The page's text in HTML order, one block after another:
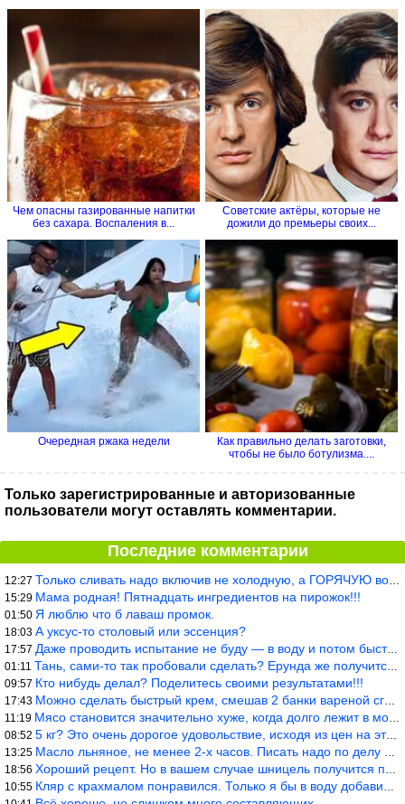
Чем опасны газированные напитки
без сахара. Воспаления в...
Советские актёры, которые не
дожили до премьеры своих...
Очередная ржака недели
Как правильно делать заготовки,
чтобы не было ботулизма....
Только зарегистрированные и авторизованные
пользователи могут оставлять комментарии.
Последние комментарии
12:27 Только сливать надо включив не холодную, а ГОРЯЧУЮ воду. Трубы в
15:29 Мама родная! Пятнадцать ингредиентов на пирожок!!!
01:50 Я люблю что б лаваш промок.
18:03 А уксус-то столовый или эссенция?
17:57 Даже проводить испытание не буду — в воду и потом быстро в раска
01:11 Тань, сами-то так пробовали сделать? Ерунда же получится. Нет, с
09:57 Кто нибудь делал? Поделитесь своими результатами!!!
17:43 Можно сделать быстрый крем, смешав 2 банки вареной сгущенки со с
11:19 Мясо становится значительно хуже, когда долго лежит в морозилке
08:52 5 кг? Это очень дорогое удовольствие, исходя из цен на эту ягоду
13:25 Масло льняное, не менее 2-х часов. Писать надо по делу и подробн
18:56 Хороший рецепт. Но в вашем случае шницель получится парено-варен
10:55 Кляр с крахмалом понравился. Только я бы в воду добавил бы молок